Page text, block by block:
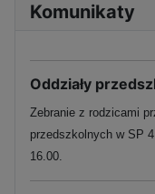
Komunikaty
Oddziały
Zebranie z rodzicami
przedszkolnych w SP
16.00.